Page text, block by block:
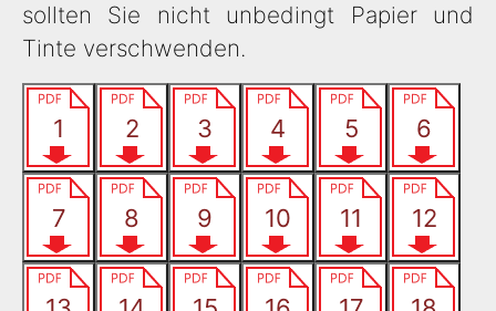
sollten Sie nicht unbedingt Papier und
Tinte verschwenden.